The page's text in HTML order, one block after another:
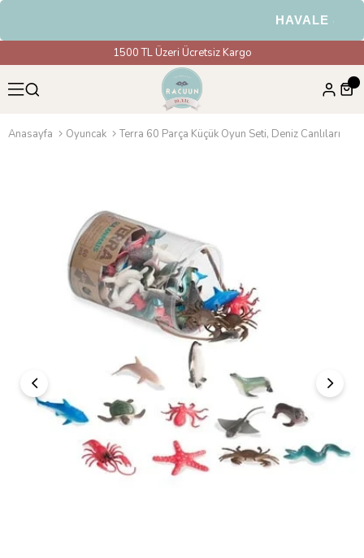
HAVALE &
1500 TL Üzeri Ücretsiz Kargo
Anasayfa Oyuncak Terra 60 Parça Küçük Oyun Seti, Deniz Canlıları